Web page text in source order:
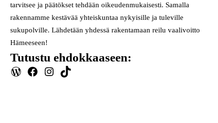
tarvitsee ja päätökset tehdään oikeudenmukaisesti. Samalla
rakennamme kestävää yhteiskuntaa nykyisille ja tuleville
sukupolville. Lähdetään yhdessä rakentamaan reilu vaalivoitto
Hämeeseen!
Tutustu ehdokkaaseen:
WordPress Facebook Instagram TikTok